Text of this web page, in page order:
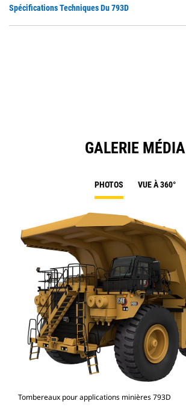
Spécifications Techniques Du 793D
GALERIE MÉDIA
PHOTOS VUE À 360°
Tombereaux pour applications minières 793D